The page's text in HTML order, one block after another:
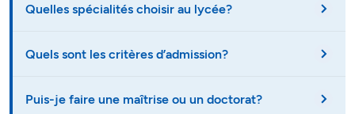
Quelles spécialités choisir au lycée?
Quels sont les critères d’admission?
Puis-je faire une maîtrise ou un doctorat?